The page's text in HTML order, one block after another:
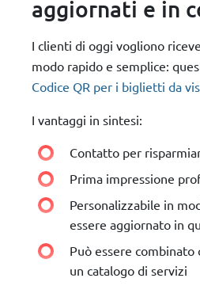
aggiornati e in
I clienti di oggi vogliono
modo rapido e semplice:
Codice QR per i biglietti da
I vantaggi in sintesi:
Contatto per
Prima impressione
Personalizzabile in
essere aggiornato in
Può essere combinato
un catalogo di servizi